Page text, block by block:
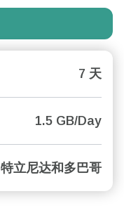
7 天
1.5 GB/Day
特立尼达和多巴哥